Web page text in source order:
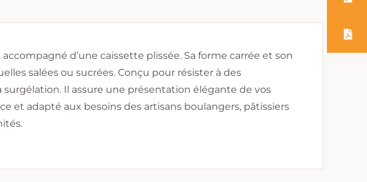
d’une caissette plissée. Sa forme carrée et son
salées ou sucrées. Conçu pour résister à des
surgélation. Il assure une présentation élégante de vos
et adapté aux besoins des artisans boulangers, pâtissiers